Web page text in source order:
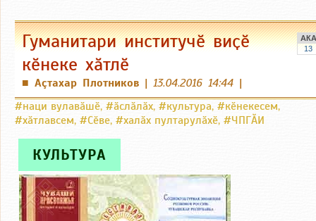
АКА
13
Гуманитари институчӗ виҫӗ
кӗнеке хӑтлӗ
■ Аçтахар Плотников | 13.04.2016 14:44 |
#наци вулавӑшӗ, #ӑслӑлӑх, #культура, #кӗнекесем,
#хӑтлавсем, #Сӗве, #халӑх пултарулӑхӗ, #ЧПГӐИ
КУЛЬТУРА